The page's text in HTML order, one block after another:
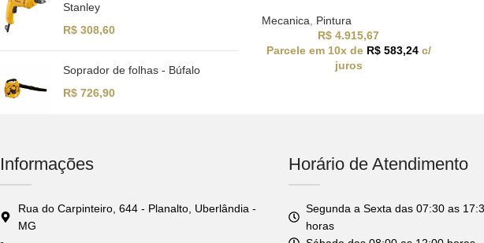
Stanley
R$ 308,60
Soprador de folhas - Búfalo
R$ 726,90
Mecanica, Pintura
R$ 4.915,67
Parcele em 10x de R$583,24 c/
juros
Informações
Rua do Carpinteiro, 644 - Planalto, Uberlândia -
MG
Horário de Atendimento
Segunda a Sexta das 07:30 as
horas